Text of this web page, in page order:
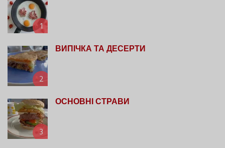
1
2
ВИПІЧКА ТА ДЕСЕРТИ
3
ОСНОВНІ СТРАВИ